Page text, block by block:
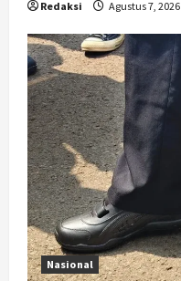
Redaksi Agustus 7, 2026
Nasional